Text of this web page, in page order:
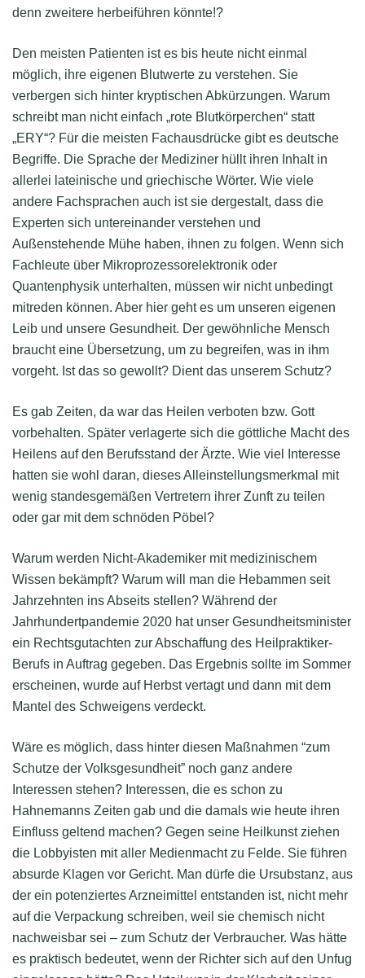
denn zweitere herbeiführen könnte!?
Den meisten Patienten ist es bis heute nicht einmal
möglich, ihre eigenen Blutwerte zu verstehen. Sie
verbergen sich hinter kryptischen Abkürzungen. Warum
schreibt man nicht einfach „rote Blutkörperchen“ statt
„ERY“? Für die meisten Fachausdrücke gibt es deutsche
Begriffe. Die Sprache der Mediziner hüllt ihren Inhalt in
allerlei lateinische und griechische Wörter. Wie viele
andere Fachsprachen auch ist sie dergestalt, dass die
Experten sich untereinander verstehen und
Außenstehende Mühe haben, ihnen zu folgen. Wenn sich
Fachleute über Mikroprozessorelektronik oder
Quantenphysik unterhalten, müssen wir nicht unbedingt
mitreden können. Aber hier geht es um unseren eigenen
Leib und unsere Gesundheit. Der gewöhnliche Mensch
braucht eine Übersetzung, um zu begreifen, was in ihm
vorgeht. Ist das so gewollt? Dient das unserem Schutz?
Es gab Zeiten, da war das Heilen verboten bzw. Gott
vorbehalten. Später verlagerte sich die göttliche Macht des
Heilens auf den Berufsstand der Ärzte. Wie viel Interesse
hatten sie wohl daran, dieses Alleinstellungsmerkmal mit
wenig standesgemäßen Vertretern ihrer Zunft zu teilen
oder gar mit dem schnöden Pöbel?
Warum werden Nicht-Akademiker mit medizinischem
Wissen bekämpft? Warum will man die Hebammen seit
Jahrzehnten ins Abseits stellen? Während der
Jahrhundertpandemie 2020 hat unser Gesundheitsminister
ein Rechtsgutachten zur Abschaffung des Heilpraktiker-
Berufs in Auftrag gegeben. Das Ergebnis sollte im Sommer
erscheinen, wurde auf Herbst vertagt und dann mit dem
Mantel des Schweigens verdeckt.
Wäre es möglich, dass hinter diesen Maßnahmen “zum
Schutze der Volksgesundheit” noch ganz andere
Interessen stehen? Interessen, die es schon zu
Hahnemanns Zeiten gab und die damals wie heute ihren
Einfluss geltend machen? Gegen seine Heilkunst ziehen
die Lobbyisten mit aller Medienmacht zu Felde. Sie führen
absurde Klagen vor Gericht. Man dürfe die Ursubstanz, aus
der ein potenziertes Arzneimittel entstanden ist, nicht mehr
auf die Verpackung schreiben, weil sie chemisch nicht
nachweisbar sei – zum Schutz der Verbraucher. Was hätte
es praktisch bedeutet, wenn der Richter sich auf den Unfug